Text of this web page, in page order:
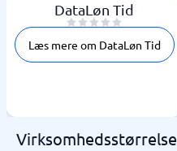
DataLøn Tid
Læs mere om DataLøn Tid
Virksomhedsstørrelse